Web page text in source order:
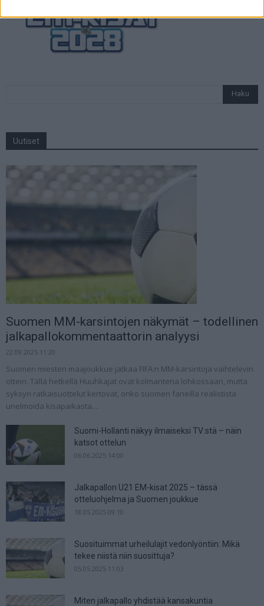
Uutiset
Suomen MM-karsintojen näkymät – todellinen
jalkapallokommentaattorin analyysi
22.09.2025 11:20
Suomen miesten maajoukkue jatkaa FIFA:n MM-karsintoja vaihtelevin
ottein. Tällä hetkellä Huuhkajat ovat kolmantena lohkossaan, mutta
syksyn ratkaisuottelut kertovat, onko suomen faneilla realistista
unelmoida kisapaikasta....
Suomi-Hollanti näkyy ilmaiseksi TV:stä – näin
katsot ottelun
06.06.2025 14:00
Jalkapallon U21 EM-kisat 2025 – tässä
otteluohjelma ja Suomen joukkue
18.05.2025 09:10
Suosituimmat urheilulajit vedonlyöntiin: Mikä
tekee niistä niin suosittuja?
05.05.2025 11:03
Miten jalkapallo yhdistää kansakuntia